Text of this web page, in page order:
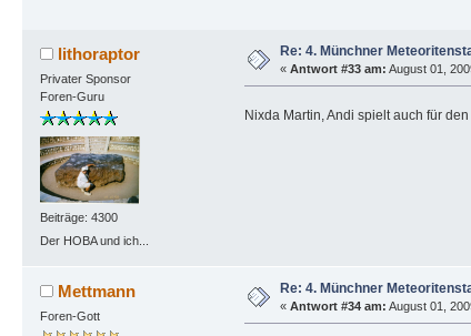
lithoraptor
Privater Sponsor
Foren-Guru
Beiträge: 4300
Der HOBA und ich...
Re: 4. Münchner
« Antwort #33 am: August 01,
Nixda Martin, Andi spielt auch für
Mettmann
Foren-Gott
Re: 4. Münchner
« Antwort #34 am: August 01,